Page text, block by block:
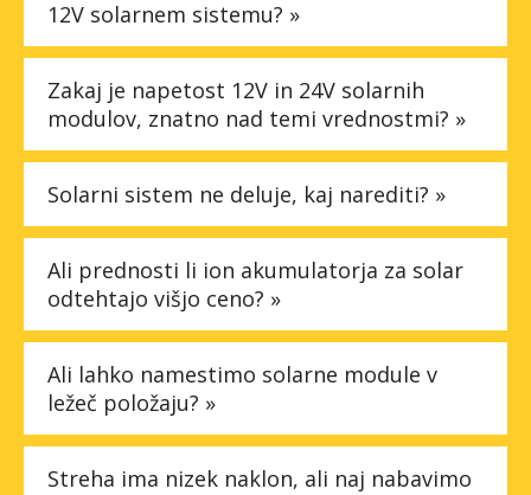
12V solarnem sistemu? »
Zakaj je napetost 12V in 24V solarnih
modulov, znatno nad temi vrednostmi? »
Solarni sistem ne deluje, kaj narediti? »
Ali prednosti li ion akumulatorja za solar
odtehtajo višjo ceno? »
Ali lahko namestimo solarne module v
ležeč položaju? »
Streha ima nizek naklon, ali naj nabavimo